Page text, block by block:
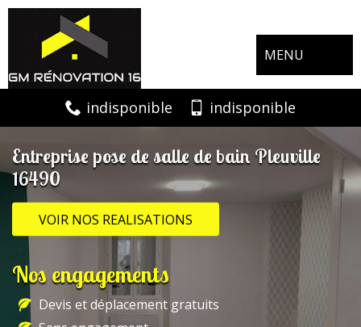
MENU
indisponible indisponible
Entreprise pose de salle de bain Pleuville
16490
VOIR NOS REALISATIONS
Nos engagements
Devis et déplacement gratuits